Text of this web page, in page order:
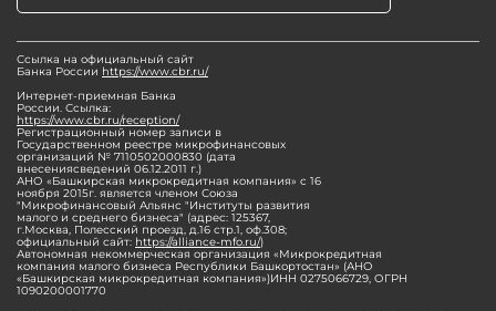
Ссылка на официальный сайт
Банка России https://www.cbr.ru/
Интернет-приемная Банка
России. Ссылка:
https://www.cbr.ru/reception/
Регистрационный номер записи в
Государственном реестре микрофинансовых
организаций № 7110502000830 (дата
внесениясведений 06.12.2011 г.)
АНО «Башкирская микрокредитная компания» с 16
ноября 2015г. является членом Союза
"Микрофинансовый Альянс "Институты развития
малого и среднего бизнеса" (адрес: 125367,
г.Москва, Полесский проезд, д.16 стр.1, оф.308;
официальный сайт: https://alliance-mfo.ru/)
Автономная некоммерческая организация «Микрокредитная
компания малого бизнеса Республики Башкортостан» (АНО
«Башкирская микрокредитная компания»)ИНН 0275066729, ОГРН
1090200001770